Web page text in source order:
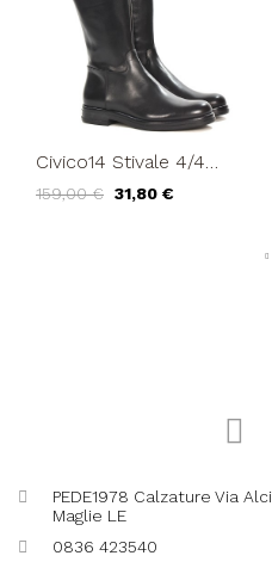
Civico14 Stivale 4/4
159,00 € 31,80 €
PEDE1978 Calzature Via
Maglie LE
0836 423540